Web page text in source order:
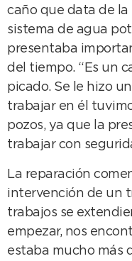
caño que data de la
sistema de agua
presentaba
del tiempo. “Es un
picado. Se le hizo
trabajar en él
pozos, ya que la
trabajar con
La reparación
intervención de un
trabajos se
empezar, nos
estaba mucho más